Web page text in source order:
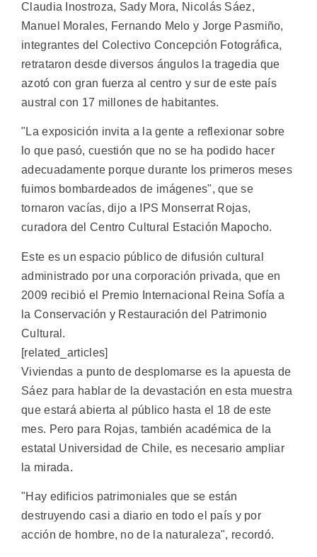
Claudia Inostroza, Sady Mora, Nicolás Sáez,
Manuel Morales, Fernando Melo y Jorge Pasmiño,
integrantes del Colectivo Concepción Fotográfica,
retrataron desde diversos ángulos la tragedia que
azotó con gran fuerza al centro y sur de este país
austral con 17 millones de habitantes.
"La exposición invita a la gente a reflexionar sobre
lo que pasó, cuestión que no se ha podido hacer
adecuadamente porque durante los primeros meses
fuimos bombardeados de imágenes", que se
tornaron vacías, dijo a IPS Monserrat Rojas,
curadora del Centro Cultural Estación Mapocho.
Este es un espacio público de difusión cultural
administrado por una corporación privada, que en
2009 recibió el Premio Internacional Reina Sofía a
la Conservación y Restauración del Patrimonio
Cultural.
[related_articles]
Viviendas a punto de desplomarse es la apuesta de
Sáez para hablar de la devastación en esta muestra
que estará abierta al público hasta el 18 de este
mes. Pero para Rojas, también académica de la
estatal Universidad de Chile, es necesario ampliar
la mirada.
"Hay edificios patrimoniales que se están
destruyendo casi a diario en todo el país y por
acción de hombre, no de la naturaleza", recordó.